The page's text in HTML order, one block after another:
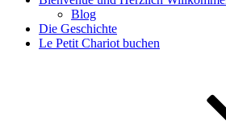
Blog
Die Geschichte
Le Petit Chariot buchen